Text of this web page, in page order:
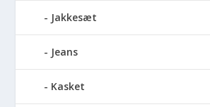
Jakkesæt
Jeans
Kasket